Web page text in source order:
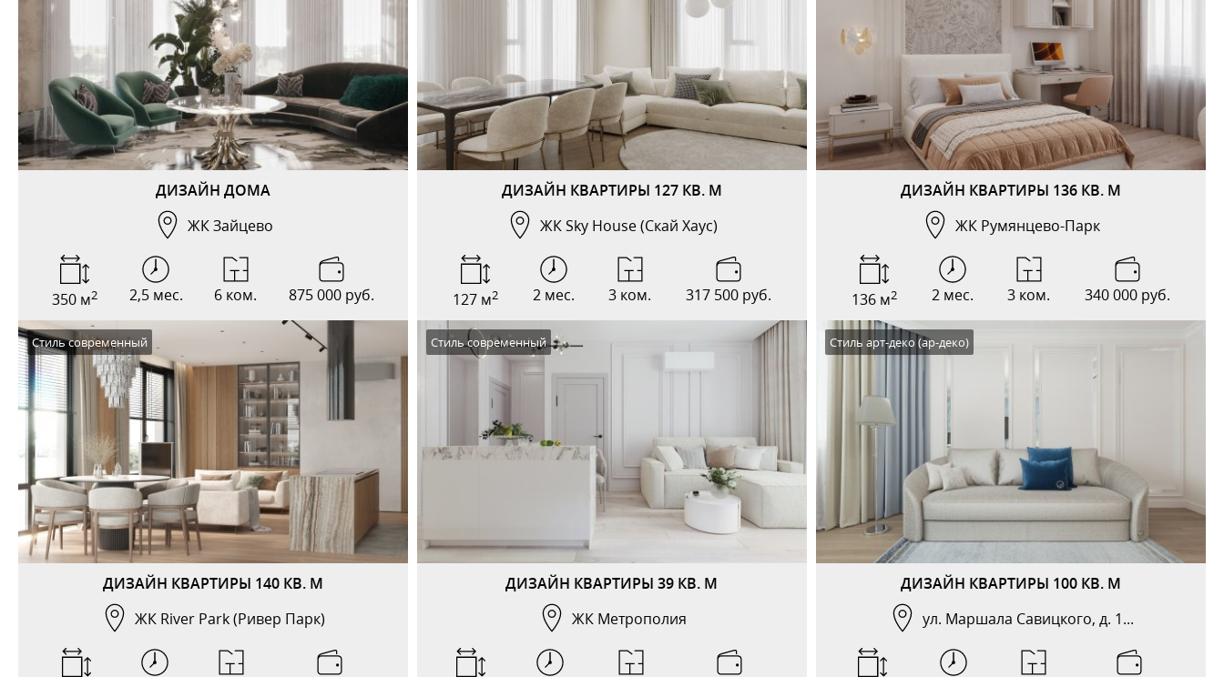
ДИЗАЙН ДОМА
ЖК Зайцево
350 м2 2,5 мес. 6 ком. 875 000 руб.
ДИЗАЙН КВАРТИРЫ 127 КВ. М
ЖК Sky House (Скай Хаус)
127 м2 2 мес. 3 ком. 317 500 руб.
ДИЗАЙН КВАРТИРЫ 136 КВ. М
ЖК Румянцево-Парк
136 м2 2 мес. 3 ком. 340 000 руб.
ДИЗАЙН КВАРТИРЫ 140 КВ. М
ЖК River Park (Ривер Парк)
Стиль современный
ДИЗАЙН КВАРТИРЫ 39 КВ. М
ЖК Метрополия
Стиль современный
ДИЗАЙН КВАРТИРЫ 100 КВ. М
ул. Маршала Савицкого, д. 1...
Стиль арт-деко (ар-деко)